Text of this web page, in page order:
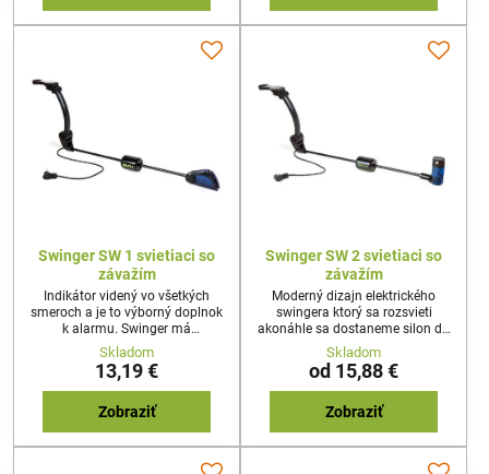
Swinger SW 1 svietiaci so
závažím
Indikátor videný vo všetkých
smeroch a je to výborný doplnok
k alarmu. Swinger má
nastaviteľnú hmotnosť pomocou
posuvného závažia pre vždy
dobre napnutý silon. Swinger
vybavený s 2,5mm jackom pre
pripojenie k alarmu.
Skladom
13,19 €
Zobraziť
Swinger SW 2 svietiaci so
závažím
Moderný dizajn elektrického
swingera ktorý sa rozsvieti
akonáhle sa dostaneme silon do
pohybu. Neunikne ani jeden
záber. Najlepši doplnok k alarmu.
Swinger s nastaviteľnou
hmotnosťou pre vybavený aj
magnetickým systémom.
Skladom
od 15,88 €
Zobraziť